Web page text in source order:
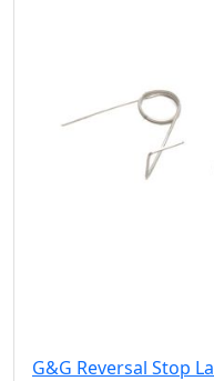
G&G Reversal Stop